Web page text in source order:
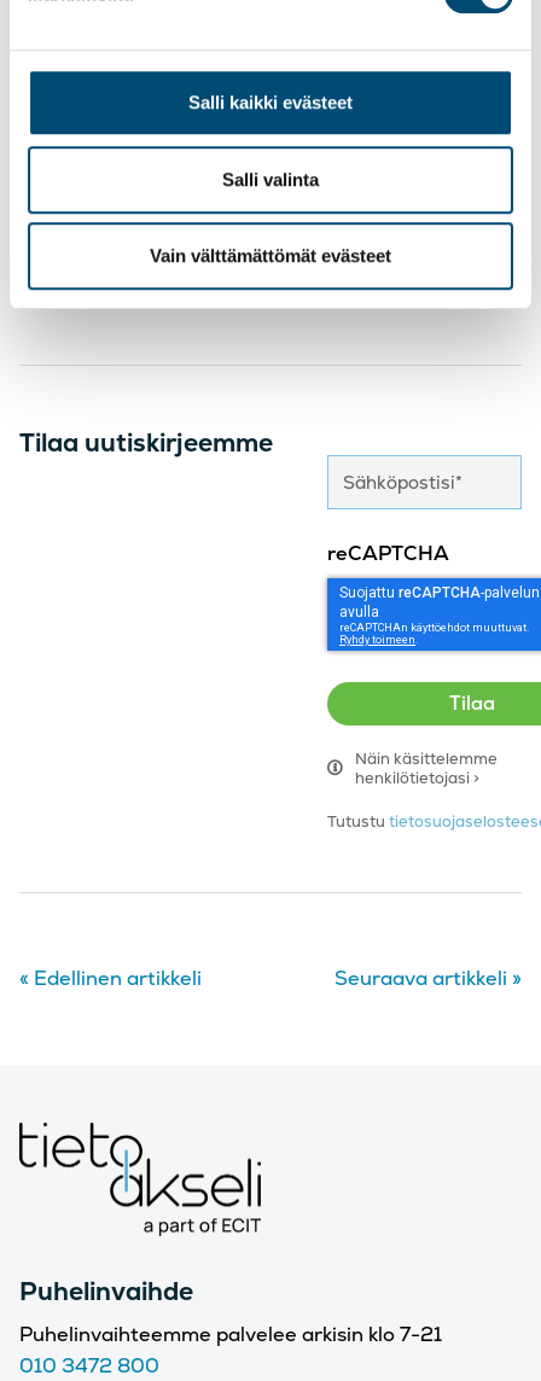
Salli kaikki evästeet
Salli valinta
Vain välttämättömät evästeet
Twitter Kopioi
Tilaa uutiskirjeemme
reCAPTCHA
Näin käsittelemme
henkilötietojasi >
Tutustu
« Edellinen artikkeli Seuraava artikkeli »
Puhelinvaihde
Puhelinvaihteemme palvelee arkisin klo 7-21
010 3472 800